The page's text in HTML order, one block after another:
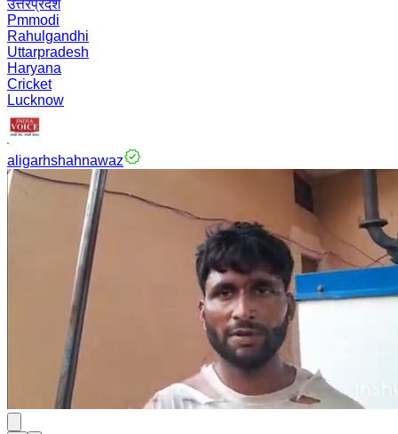
उत्तरप्रदेश
Pmmodi
Rahulgandhi
Uttarpradesh
Haryana
Cricket
Lucknow
aligarhshahnawaz